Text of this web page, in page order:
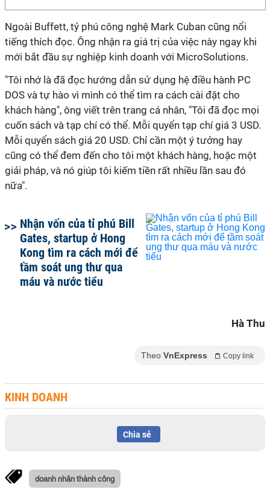
Ngoài Buffett, tỷ phú công nghệ Mark Cuban cũng nổi
tiếng thích đọc. Ông nhận ra giá trị của việc này ngay khi
mới bắt đầu sự nghiệp kinh doanh với MicroSolutions.
"Tôi nhớ là đã đọc hướng dẫn sử dụng hệ điều hành PC
DOS và tự hào vì mình có thể tìm ra cách cài đặt cho
khách hàng", ông viết trên trang cá nhân, "Tôi đã đọc mọi
cuốn sách và tạp chí có thể. Mỗi quyển tạp chí giá 3 USD.
Mỗi quyển sách giá 20 USD. Chỉ cần một ý tưởng hay
cũng có thể đem đến cho tôi một khách hàng, hoặc một
giải pháp, và nó giúp tôi kiếm tiền rất nhiều lần sau đó
nữa".
Nhận vốn của tỉ phú Bill
Gates, startup ở Hong
Kong tìm ra cách mới để
tầm soát ung thư qua
máu và nước tiểu
Hà Thu
Theo VnExpress Copy link
KINH DOANH
Chia sẻ
doanh nhân thành công